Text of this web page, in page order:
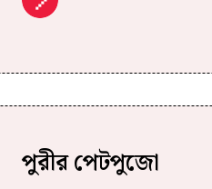
পুরীর পেটপুজো